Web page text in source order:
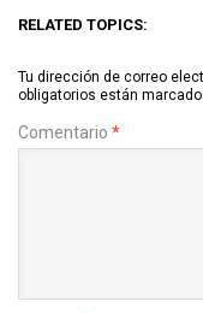
RELATED TOPICS:
Tu dirección de correo
obligatorios están
Comentario *